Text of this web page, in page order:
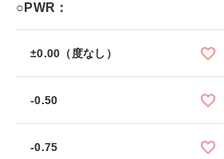
○PWR：
±0.00（度なし）
-0.50
-0.75